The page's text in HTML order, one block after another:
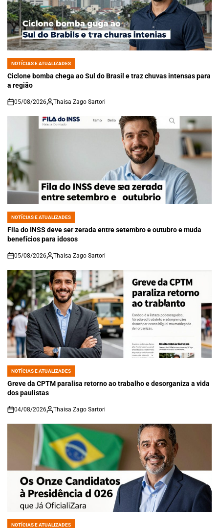
POSTED
IN
NOTÍCIAS E ATUALIZADES
Ciclone bomba chega ao Sul do Brasil e traz chuvas intensas para
a região
on
05/08/2026 Thaisa Zago Sartori
POSTED
IN
NOTÍCIAS E ATUALIZADES
Fila do INSS deve ser zerada entre setembro e outubro e muda
benefícios para idosos
on
05/08/2026 Thaisa Zago Sartori
POSTED
IN
NOTÍCIAS E ATUALIZADES
Greve da CPTM paralisa retorno ao trabalho e desorganiza a vida
dos paulistas
on
04/08/2026 Thaisa Zago Sartori
NOTÍCIAS E ATUALIZADES